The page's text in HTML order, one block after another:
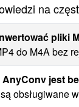
na
pliki
do M4A bez
jest
obsługiwane